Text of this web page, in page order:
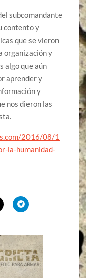
subcomandante
contento y
que se vieron
organización y
algo que aún
aprender y
y
nos dieron las
2016/08/1
la-humanidad-